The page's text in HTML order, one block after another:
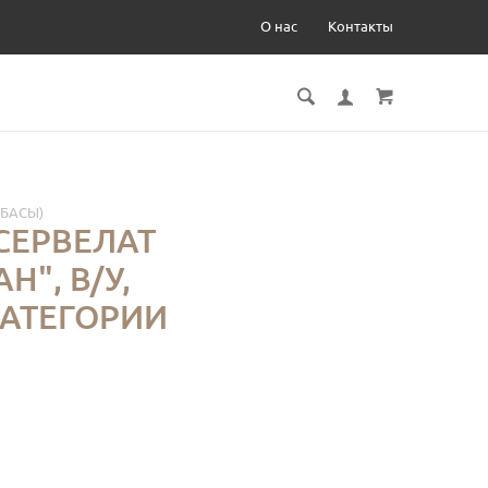
О нас Контакты
В/У,